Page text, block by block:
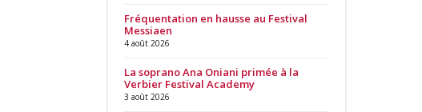
Fréquentation en hausse au Festival
Messiaen
4 août 2026
La soprano Ana Oniani primée à la
Verbier Festival Academy
3 août 2026